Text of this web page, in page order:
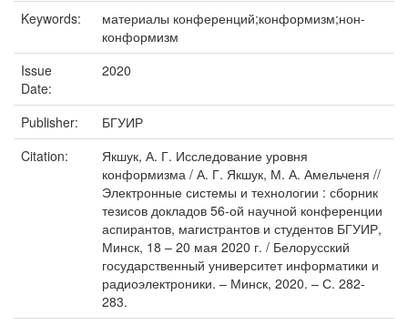
Keywords:
материалы конференций;конформизм;нон-
конформизм
Issue
Date:
2020
Publisher:
БГУИР
Citation:
Якшук, А. Г. Исследование уровня
конформизма / А. Г. Якшук, М. А. Амельченя //
Электронные системы и технологии : сборник
тезисов докладов 56-ой научной конференции
аспирантов, магистрантов и студентов БГУИР,
Минск, 18 – 20 мая 2020 г. / Белорусский
государственный университет информатики и
радиоэлектроники. – Минск, 2020. – С. 282-
283.